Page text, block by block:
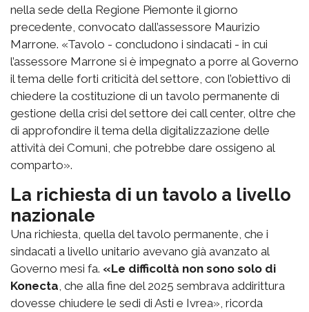
nella sede della Regione Piemonte il giorno
precedente, convocato dall’assessore Maurizio
Marrone. «Tavolo - concludono i sindacati - in cui
l’assessore Marrone si è impegnato a porre al Governo
il tema delle forti criticità del settore, con l’obiettivo di
chiedere la costituzione di un tavolo permanente di
gestione della crisi del settore dei call center, oltre che
di approfondire il tema della digitalizzazione delle
attività dei Comuni, che potrebbe dare ossigeno al
comparto».
La richiesta di un tavolo a livello
nazionale
Una richiesta, quella del tavolo permanente, che i
sindacati a livello unitario avevano già avanzato al
Governo mesi fa. «Le difficoltà non sono solo di
Konecta , che alla fine del 2025 sembrava addirittura
dovesse chiudere le sedi di Asti e Ivrea», ricorda